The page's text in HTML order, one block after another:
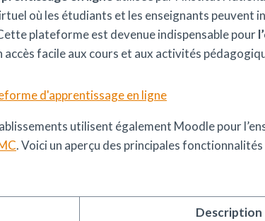
où les étudiants et les enseignants peuvent
plateforme est devenue indispensable pour
accès facile aux cours et aux activités
d'apprentissage en ligne
utilisent également Moodle pour
. Voici un aperçu des principales
Description